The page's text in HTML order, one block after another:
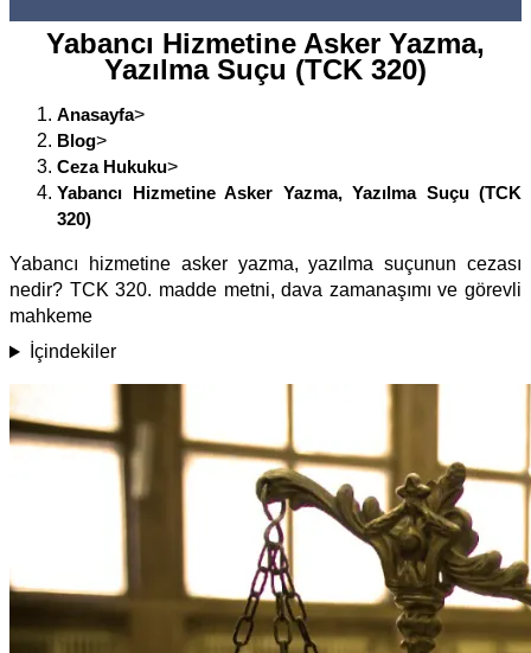
Yabancı Hizmetine Asker Yazma,
Yazılma Suçu (TCK 320)
Anasayfa>
Blog>
Ceza Hukuku>
Yabancı Hizmetine Asker Yazma, Yazılma Suçu (TCK
320)
Yabancı hizmetine asker yazma, yazılma suçunun cezası
nedir? TCK 320. madde metni, dava zamanaşımı ve görevli
mahkeme
İçindekiler